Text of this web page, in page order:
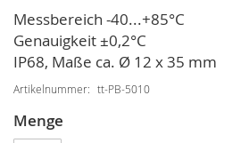
Messbereich -40...+85°C
Genauigkeit ±0,2°C
IP68, Maße ca. Ø 12 x 35 mm
Artikelnummer tt-PB-5010
Menge